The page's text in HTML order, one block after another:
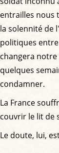
entrailles nous
la solennité de
politiques
changera
quelques
condamner.
La France
couvrir le lit de
Le doute, lui,